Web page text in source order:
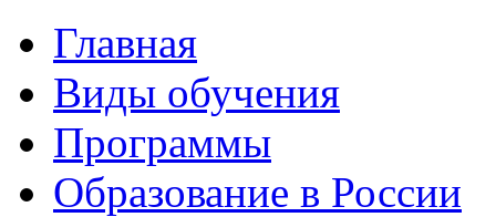
Главная
Виды обучения
Программы
Образование в России